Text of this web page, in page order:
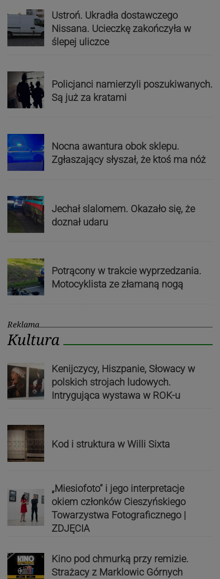
Ustroń. Ukradła dostawczego
Nissana. Ucieczkę zakończyła w
ślepej uliczce
Policjanci namierzyli poszukiwanych.
Są już za kratami
Nocna awantura obok sklepu.
Zgłaszający słyszał, że ktoś ma nóż
Jechał slalomem. Okazało się, że
doznał udaru
Potrącony w trakcie wyprzedzania.
Motocyklista ze złamaną nogą
Reklama
Kultura
Kenijczycy, Hiszpanie, Słowacy w
polskich strojach ludowych.
Intrygująca wystawa w ROK-u
Kod i struktura w Willi Sixta
„Miesiofoto” i jego interpretacje
okiem członków Cieszyńskiego
Towarzystwa Fotograficznego |
ZDJĘCIA
Kino pod chmurką przy remizie.
Strażacy z Marklowic Górnych